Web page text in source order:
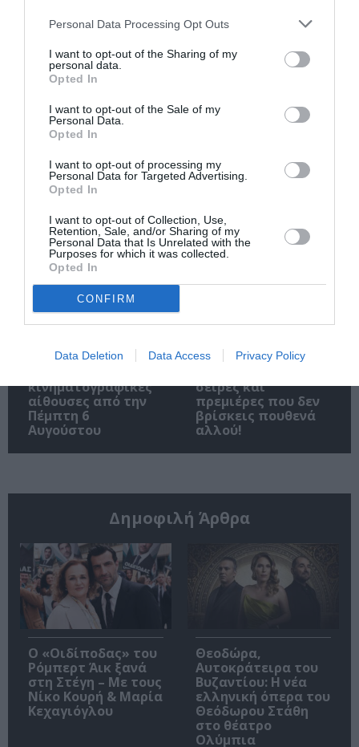
Personal Data Processing Opt Outs
I want to opt-out of the Sharing of my
personal data.
Opted In
I want to opt-out of the Sale of my
Personal Data.
Opted In
I want to opt-out of processing my
Personal Data for Targeted Advertising.
Opted In
I want to opt-out of Collection, Use,
Retention, Sale, and/or Sharing of my
Personal Data that Is Unrelated with the
Purposes for which it was collected.
Opted In
CONFIRM
Data Deletion Data Access Privacy Policy
Σχετικά Άρθρα
Εισπράξεις πάνω
από 1 δισ. δολάρια
για το “Spider-Man:
Η νέα ταινία
“Without Blood” της
Σεπτέμβριο
Οι ταινίες που θα
κινηματογραφικές
αίθουσες από την
Πέμπτη 6
Αυγούστου
Αύγουστος 2026 στο
σειρές και
πρεμιέρες που δεν
βρίσκεις πουθενά
αλλού!
Δημοφιλή Άρθρα
O «Οιδίποδας» του
Ρόμπερτ Άικ ξανά
στη Στέγη – Με τους
Νίκο Κουρή & Μαρία
Κεχαγιόγλου
Θεοδώρα,
Αυτοκράτειρα του
Βυζαντίου: Η νέα
ελληνική όπερα του
Θεόδωρου Στάθη
στο θέατρο
Ολύμπια